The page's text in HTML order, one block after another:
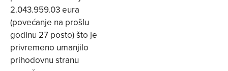
2.043.959.03 eura
(povećanje na prošlu
godinu 27 posto) što je
privremeno umanjilo
prihodovnu stranu